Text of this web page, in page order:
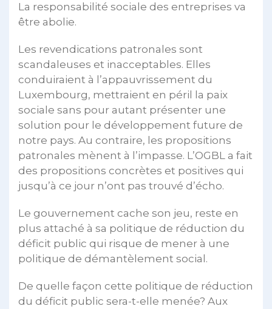
La responsabilité sociale des entreprises va
être abolie.
Les revendications patronales sont
scandaleuses et inacceptables. Elles
conduiraient à l’appauvrissement du
Luxembourg, mettraient en péril la paix
sociale sans pour autant présenter une
solution pour le développement future de
notre pays. Au contraire, les propositions
patronales mènent à l’impasse. L’OGBL a fait
des propositions concrètes et positives qui
jusqu’à ce jour n’ont pas trouvé d’écho.
Le gouvernement cache son jeu, reste en
plus attaché à sa politique de réduction du
déficit public qui risque de mener à une
politique de démantèlement social.
De quelle façon cette politique de réduction
du déficit public sera-t-elle menée? Aux